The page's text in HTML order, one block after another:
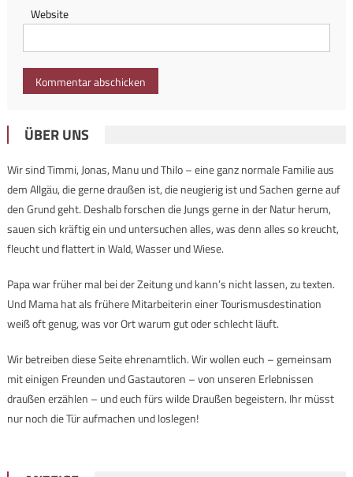
Website
ÜBER UNS
Wir sind Timmi, Jonas, Manu und Thilo – eine ganz normale Familie aus
dem Allgäu, die gerne draußen ist, die neugierig ist und Sachen gerne auf
den Grund geht. Deshalb forschen die Jungs gerne in der Natur herum,
sauen sich kräftig ein und untersuchen alles, was denn alles so kreucht,
fleucht und flattert in Wald, Wasser und Wiese.
Papa war früher mal bei der Zeitung und kann’s nicht lassen, zu texten.
Und Mama hat als frühere Mitarbeiterin einer Tourismusdestination
weiß oft genug, was vor Ort warum gut oder schlecht läuft.
Wir betreiben diese Seite ehrenamtlich. Wir wollen euch – gemeinsam
mit einigen Freunden und Gastautoren – von unseren Erlebnissen
draußen erzählen – und euch fürs wilde Draußen begeistern. Ihr müsst
nur noch die Tür aufmachen und loslegen!